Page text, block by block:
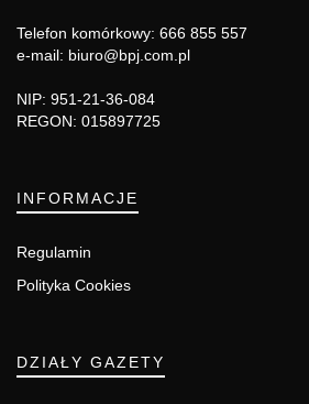
Telefon komórkowy: 666 855 557
e-mail: biuro@bpj.com.pl
NIP: 951-21-36-084
REGON: 015897725
INFORMACJE
Regulamin
Polityka Cookies
DZIAŁY GAZETY